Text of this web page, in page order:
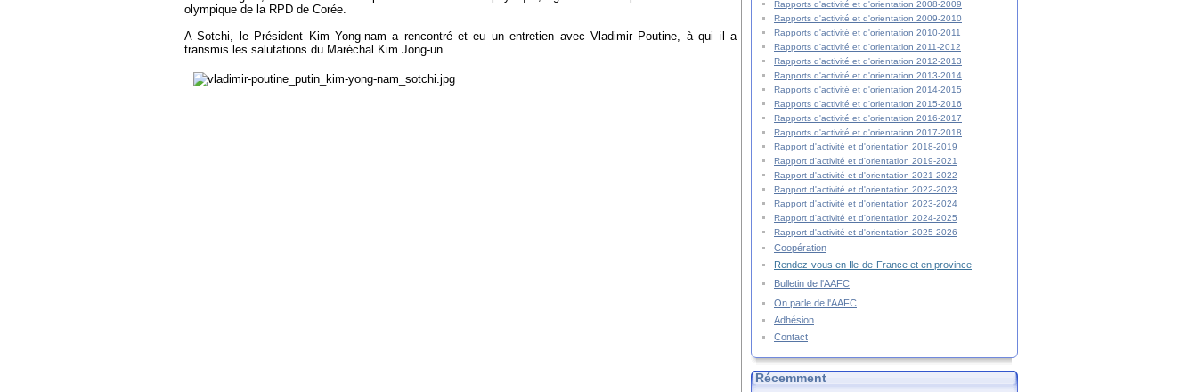
olympique de la RPD de Corée.
A Sotchi, le Président Kim Yong-nam a rencontré et eu un entretien avec Vladimir Poutine, à qui il a
transmis les salutations du Maréchal Kim Jong-un.
Rapports d'activité et d'orientation 2008-2009
Rapports d'activité et d'orientation 2009-2010
Rapports d'activité et d'orientation 2010-2011
Rapports d'activité et d'orientation 2011-2012
Rapports d'activité et d'orientation 2012-2013
Rapports d'activité et d'orientation 2013-2014
Rapports d'activité et d'orientation 2014-2015
Rapports d'activité et d'orientation 2015-2016
Rapports d'activité et d'orientation 2016-2017
Rapports d'activité et d'orientation 2017-2018
Rapport d'activité et d'orientation 2018-2019
Rapport d'activité et d'orientation 2019-2021
Rapport d'activité et d'orientation 2021-2022
Rapport d'activité et d'orientation 2022-2023
Rapport d'activité et d'orientation 2023-2024
Rapport d'activité et d'orientation 2024-2025
Rapport d'activité et d'orientation 2025-2026
Coopération
Rendez-vous en Ile-de-France et en province
Bulletin de l'AAFC
On parle de l'AAFC
Adhésion
Contact
Récemment